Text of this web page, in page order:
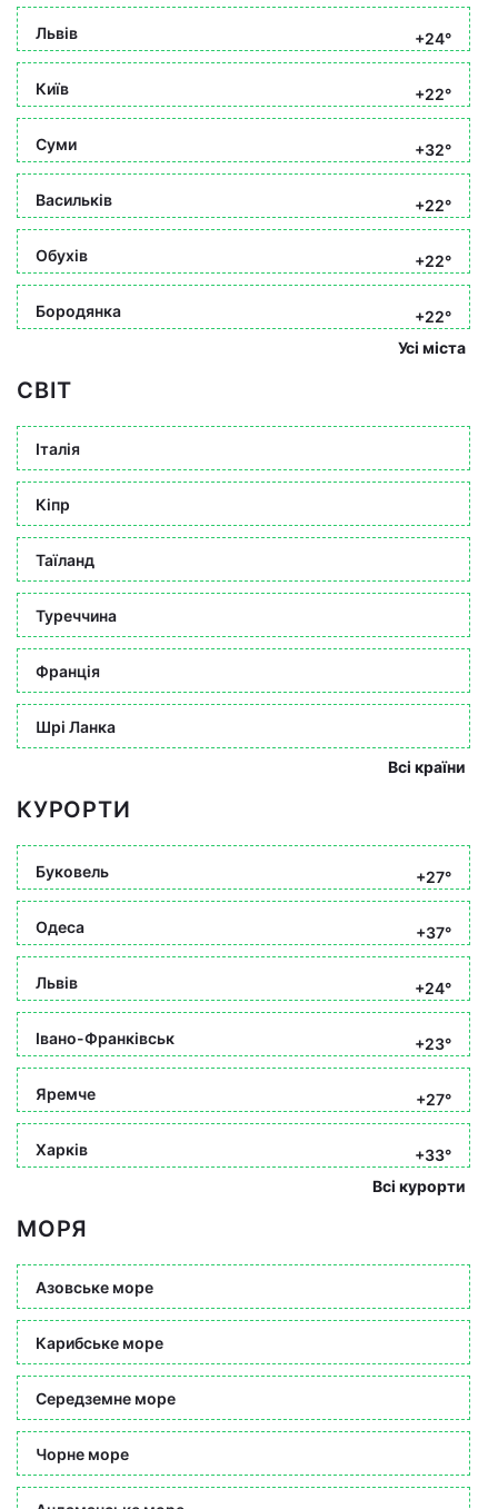
Львів +24°
Київ +22°
Суми +32°
Васильків +22°
Обухів +22°
Бородянка
+22°
Усі міста
СВІТ
Італія
Кіпр
Таїланд
Туреччина
Франція
Шрі Ланка
Всі країни
КУРОРТИ
Буковель +27°
Одеса +37°
Львів +24°
Івано-Франківськ +23°
Яремче +27°
Харків
+33°
Всі курорти
МОРЯ
Азовське море
Карибське море
Середземне море
Чорне море